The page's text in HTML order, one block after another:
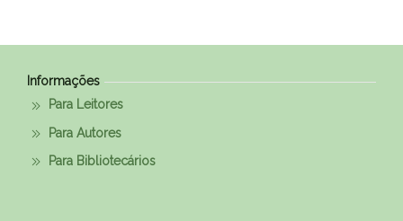
Informações
Para Leitores
Para Autores
Para Bibliotecários